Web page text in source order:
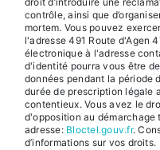
contrôle, ainsi que
mortem. Vous pouvez
l'adresse 491 Route d'Agen
électronique à l'adresse
d'identité pourra vous être
données pendant la période
durée de prescription légale
contentieux. Vous avez le
d'opposition au
adresse: Bloctel.gouv.fr.
d’informations sur vos droits.